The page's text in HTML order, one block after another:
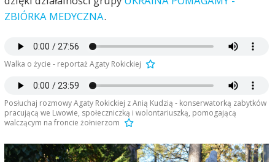
ZBIÓRKA MEDYCZNA.
Walka o życie - reportaż Agaty Rokickiej
Posłuchaj rozmowy Agaty Rokickiej z Anią Kudzią - konserwatorką zabytków
pracującą we Lwowie, społeczniczką i wolontariuszką, pomogającą
walczącym na froncie żołnierzom